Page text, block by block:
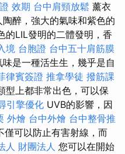
效期 台中肩頸放鬆 薰衣
醉，強大的氣味和紫色的
的LIL發明的二體發明，香
境 台胞證 台中五十肩筋膜
是一種活生生，幾乎是自
律賓簽證 推拿學徒 撥筋課
型上都非常出色，可以保
引擎優化 UVB的影響，因
外燴 台中外燴 台中整骨推
僅可以防止有害射線，而
人 財團法人 您可以在開始